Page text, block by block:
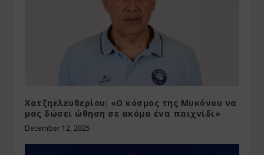
Χατζηελευθερίου: «Ο κόσμος της Μυκόνου να
μας δώσει ώθηση σε ακόμα ένα παιχνίδι»
December 12, 2025